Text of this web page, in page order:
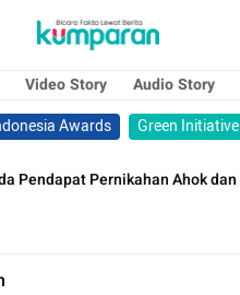
Video Story Audio Story
Awards
Green Initiative
Pendapat Pernikahan Ahok dan